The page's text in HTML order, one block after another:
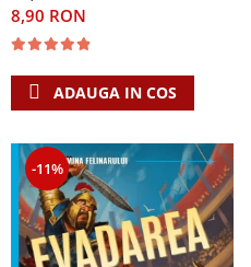
8,90 RON
ADAUGA IN COS
-11%